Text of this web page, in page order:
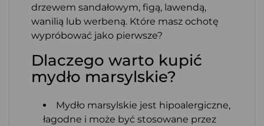
drzewem sandałowym, figą, lawendą,
wanilią lub werbeną. Które masz ochotę
wypróbować jako pierwsze?
Dlaczego warto kupić
mydło marsylskie?
Mydło marsylskie jest hipoalergiczne,
łagodne i może być stosowane przez